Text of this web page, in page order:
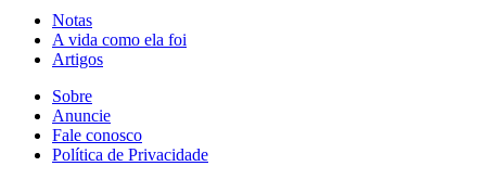
Notas
A vida como ela foi
Artigos
Sobre
Anuncie
Fale conosco
Política de Privacidade